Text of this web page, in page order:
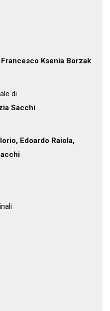
Ksenia Borzak
di
Sacchi
Edoardo Raiola,